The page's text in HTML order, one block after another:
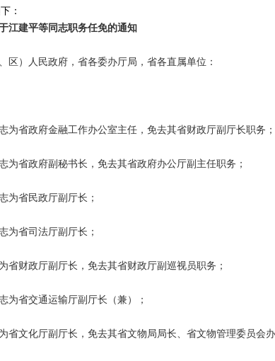
：
江建平等同志职务任免的通知
）人民政府，省各委办厅局，省各直属单位：
省政府金融工作办公室主任，免去其省财政厅副厅长职务；
省政府副秘书长，免去其省政府办公厅副主任职务；
省民政厅副厅长；
省司法厅副厅长；
财政厅副厅长，免去其省财政厅副巡视员职务；
省交通运输厅副厅长（兼）；
文化厅副厅长，免去其省文物局局长、省文物管理委员会办